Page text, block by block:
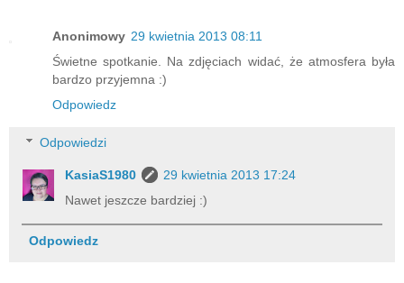
Anonimowy 29 kwietnia 2013 08:11
Świetne spotkanie. Na zdjęciach widać, że atmosfera była
bardzo przyjemna :)
Odpowiedz
Odpowiedzi
KasiaS1980
29 kwietnia 2013 17:24
Nawet jeszcze bardziej :)
Odpowiedz